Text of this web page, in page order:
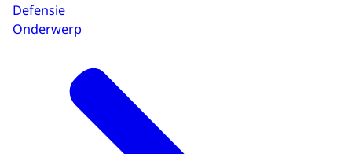
Defensie
Onderwerp